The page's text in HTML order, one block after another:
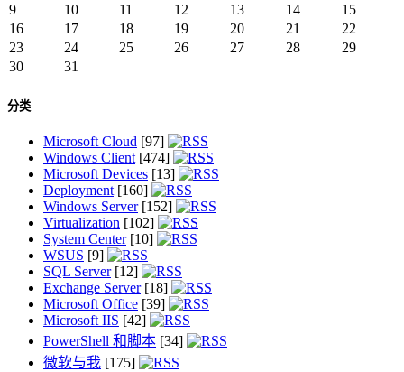
9
10 11 12 13 14
15
16
17 18 19 20 21
22
23
24 25 26 27 28
29
30
31
分类
Microsoft Cloud [97]
Windows Client[474]
Microsoft Devices [13]
Deployment[160]
Windows Server[152]
Virtualization [102]
System Center[10]
WSUS [9]
SQL Server[12]
Exchange Server[18]
Microsoft Office [39]
Microsoft IIS [42]
PowerShell 和脚本 [34]
微软与我 [175]